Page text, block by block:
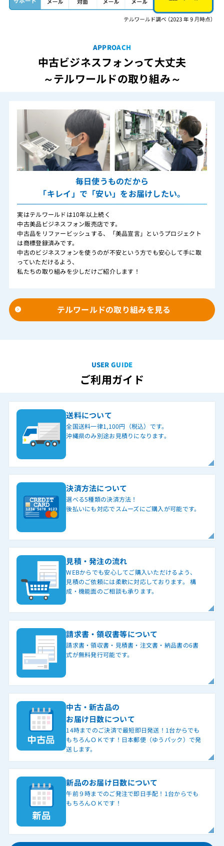
APPROACH
中古ビジネスフォンって大丈夫
～テルワールドの取り組み～
毎日使うものだから
「キレイ」で「安い」をお届けしたい。
実はテルワールドは10年以上続く
中古美品ビジネスフォン販売店です。
中古品をリファービッシュする、「美品宣言」というプロジェクト
は商標登録済みです。
中古のビジネスフォンを使うのが不安という方でも安心して手に取
っていただけるよう、
私たちの取り組みを少しだけご紹介します！
テルワールドの取り組みを見る
USER GUIDE
ご利用ガイド
送料について
全国送料一律1,100円（税込）です。
沖縄県のみ別途お見積りになります。
決済方法について
選べる5種類の決済方法！
後払いにも対応でスムーズにご購入が可能です。
見積・発注の流れ
WEBからでも安心してご購入いただけるよう、
見積のご依頼には柔軟に対応しております。 構
成・機能面のご相談も承ります。
請求書・領収書等について
請求書・領収書・見積書・注文書・納品書の6書
式が無料発行可能です。
中古・新古品の
お届け日数について
14時までのご決済で最短即日発送！1台からでも
もちろんＯＫです！日本郵便（ゆうパック）で発
送します。
新品のお届け日数について
午前９時までのご発注で即日手配！1台からでも
もちろんＯＫです！